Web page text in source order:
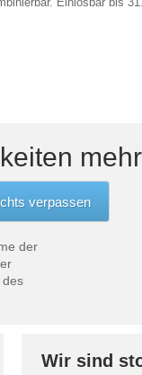
der
des
Wir sind